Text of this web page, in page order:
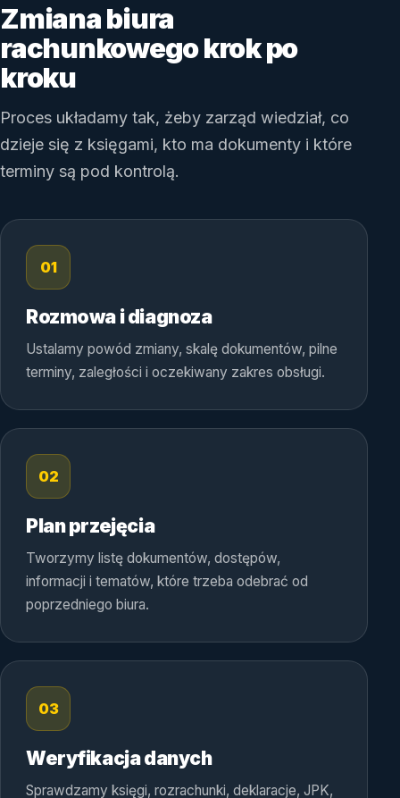
Zmiana biura
rachunkowego krok po
kroku
Proces układamy tak, żeby zarząd wiedział, co
dzieje się z księgami, kto ma dokumenty i które
terminy są pod kontrolą.
01
Rozmowa i diagnoza
Ustalamy powód zmiany, skalę dokumentów, pilne
terminy, zaległości i oczekiwany zakres obsługi.
02
Plan przejęcia
Tworzymy listę dokumentów, dostępów,
informacji i tematów, które trzeba odebrać od
poprzedniego biura.
03
Weryfikacja danych
Sprawdzamy księgi, rozrachunki, deklaracje, JPK,